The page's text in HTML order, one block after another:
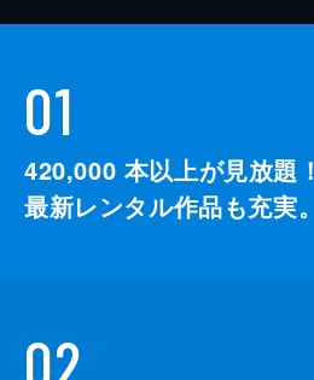
01
420,000 本以上が見放題！
最新レンタル作品も充実。
02